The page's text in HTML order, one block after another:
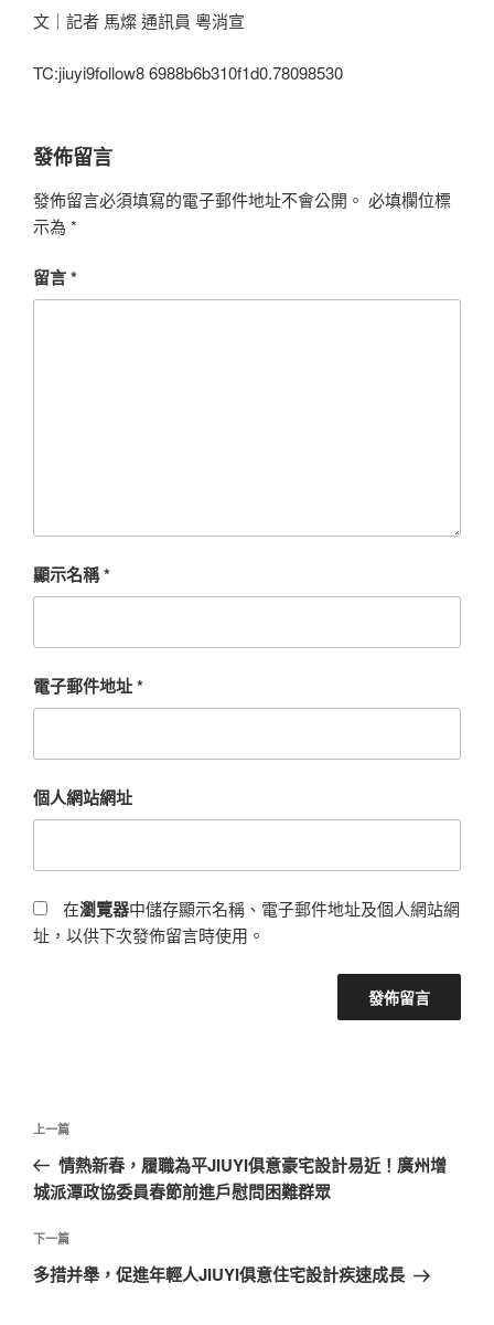
文｜記者 馬燦 通訊員 粵消宣
TC:jiuyi9follow8 6988b6b310f1d0.78098530
發佈留言
發佈留言必須填寫的電子郵件地址不會公開。 必填欄位標
示為 *
留言*
顯示名稱*
電子郵件地址*
個人網站網址
在瀏覽器中儲存顯示名稱、電子郵件地址及個人網站網
址，以供下次發佈留言時使用。
文
導
覽
上
一
篇
章
上一篇
情熱新春，履職為平JIUYI俱意豪宅設計易近！廣州增
城派潭政協委員春節前進戶慰問困難群眾
下
一
下一篇
多措并舉，促進年輕人JIUYI俱意住宅設計疾速成長